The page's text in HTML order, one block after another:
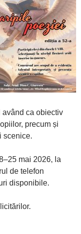
având ca obiectiv
precum și
scenice.
mai 2026, la
de telefon
disponibile.